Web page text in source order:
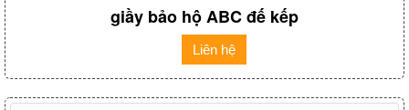
giầy bảo hộ ABC đế kếp
Liên hệ